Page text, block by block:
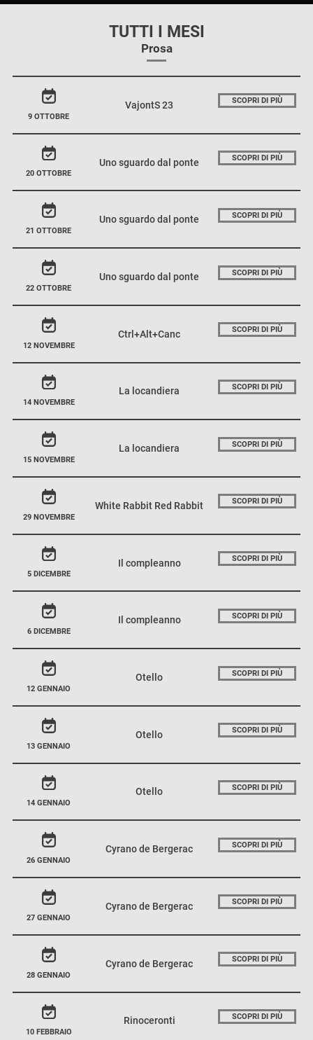
TUTTI I MESI
Prosa
9 OTTOBRE
VajontS 23 SCOPRI DI PIÙ
20 OTTOBRE
Uno sguardo dal ponte SCOPRI DI PIÙ
21 OTTOBRE
Uno sguardo dal ponte SCOPRI DI PIÙ
22 OTTOBRE
Uno sguardo dal ponte SCOPRI DI PIÙ
12 NOVEMBRE
Ctrl+Alt+Canc SCOPRI DI PIÙ
14 NOVEMBRE
La locandiera SCOPRI DI PIÙ
15 NOVEMBRE
La locandiera SCOPRI DI PIÙ
29 NOVEMBRE
White Rabbit Red Rabbit SCOPRI DI PIÙ
5 DICEMBRE
Il compleanno SCOPRI DI PIÙ
6 DICEMBRE
Il compleanno SCOPRI DI PIÙ
12 GENNAIO
Otello SCOPRI DI PIÙ
13 GENNAIO
Otello SCOPRI DI PIÙ
14 GENNAIO
Otello SCOPRI DI PIÙ
26 GENNAIO
Cyrano de Bergerac SCOPRI DI PIÙ
27 GENNAIO
Cyrano de Bergerac SCOPRI DI PIÙ
28 GENNAIO
Cyrano de Bergerac SCOPRI DI PIÙ
10 FEBBRAIO
Rinoceronti SCOPRI DI PIÙ